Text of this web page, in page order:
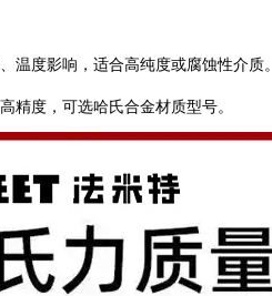
温度影响，适合高纯度或腐蚀性介质。‌
精度，可选哈氏合金材质型号。